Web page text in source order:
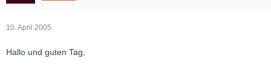
10. April 2005
Hallo und guten Tag,